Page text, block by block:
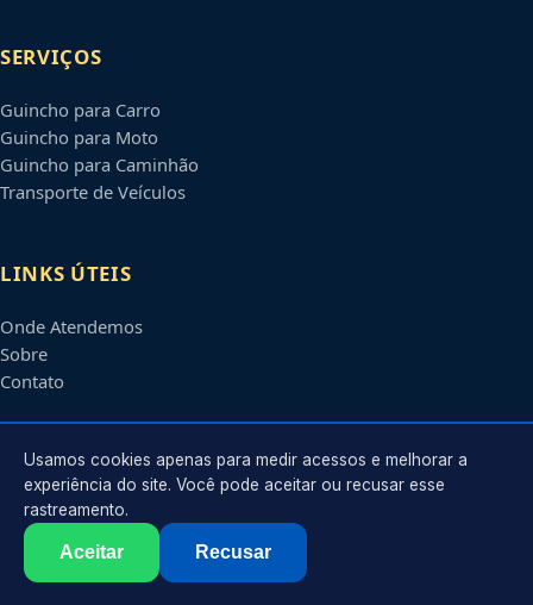
SERVIÇOS
Guincho para Carro
Guincho para Moto
Guincho para Caminhão
Transporte de Veículos
LINKS ÚTEIS
Onde Atendemos
Sobre
Contato
CONTATO
Atendimento em
contato@guinchosfeiradesantana.com.br
2026 Feira de Santana
. Todos os direitos reservados.
Usamos cookies apenas para medir acessos e melhorar a
experiência do site. Você pode aceitar ou recusar esse
rastreamento.
Aceitar Recusar